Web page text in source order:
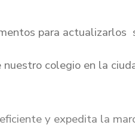
para
colegio en la
y expedita la